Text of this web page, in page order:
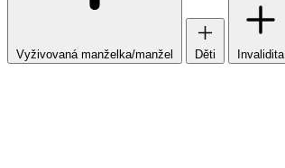
Vyživovaná manželka/manžel Děti Invalidita